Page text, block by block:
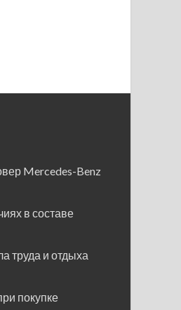
Mercedes-Benz
в составе
труда и отдыха
покупке